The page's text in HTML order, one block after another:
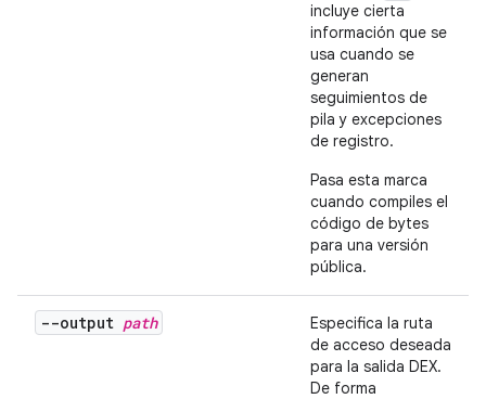
incluye cierta
información que se
usa cuando se
generan
seguimientos de
pila y excepciones
de registro.
Pasa esta marca
cuando compiles el
código de bytes
para una versión
pública.
--output path
Especifica la ruta
de acceso deseada
para la salida DEX.
De forma